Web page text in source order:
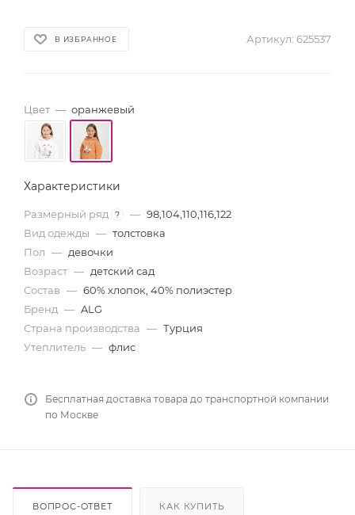
В ИЗБРАННОЕ Артикул: 625537
Цвет — оранжевый
Характеристики
Размерный ряд ? — 98,104,110,116,122
Вид одежды — толстовка
Пол — девочки
Возраст — детский сад
Состав — 60% хлопок, 40% полиэстер
Бренд — ALG
Страна производства — Турция
Утеплитель — флис
Бесплатная доставка товара до транспортной компании
по Москве
ВОПРОС-ОТВЕТ КАК КУПИТЬ